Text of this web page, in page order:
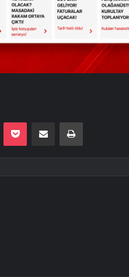
Pocket E-Posta ile paylaş Yazdır